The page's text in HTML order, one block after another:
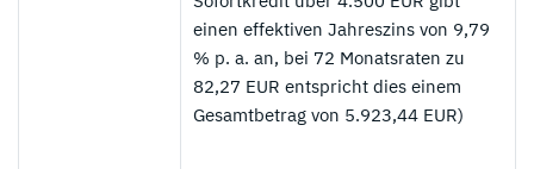
einen effektiven Jahreszins von 9,79
% p. a. an, bei 72 Monatsraten zu
82,27 EUR entspricht dies einem
Gesamtbetrag von 5.923,44 EUR)